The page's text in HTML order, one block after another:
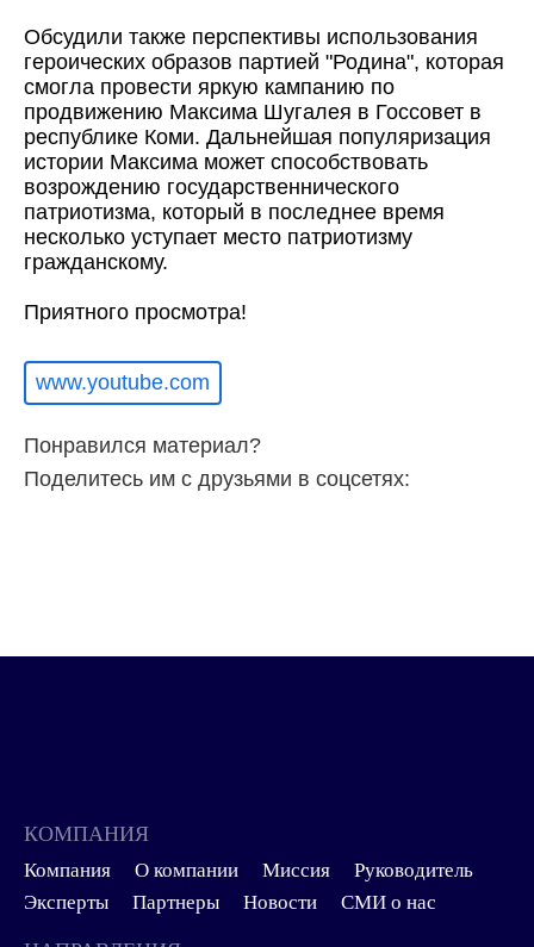
Обсудили также перспективы использования
героических образов партией "Родина", которая
смогла провести яркую кампанию по
продвижению Максима Шугалея в Госсовет в
республике Коми. Дальнейшая популяризация
истории Максима может способствовать
возрождению государственнического
патриотизма, который в последнее время
несколько уступает место патриотизму
гражданскому.
Приятного просмотра!
www.youtube.com
Понравился материал?
Поделитесь им с друзьями в соцсетях:
КОМПАНИЯ
Компания О компании Миссия
Руководитель
Эксперты
Партнеры Новости СМИ о нас